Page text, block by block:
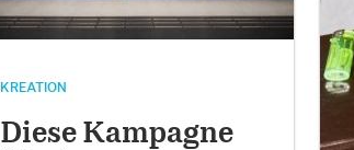
KREATION
Diese Kampagne